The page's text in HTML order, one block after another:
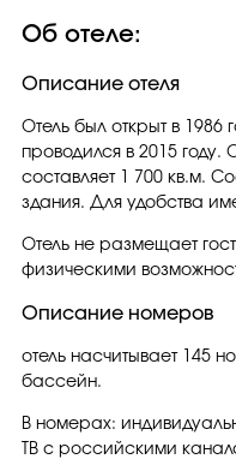
Об отеле:
Описание отеля
Отель был открыт в 1986
проводился в 2015
составляет 1 700 кв.м.
здания. Для удобства
Отель не размещает
физическими
Описание номеров
отель насчитывает 145
бассейн.
В номерах:
ТВ с российскими